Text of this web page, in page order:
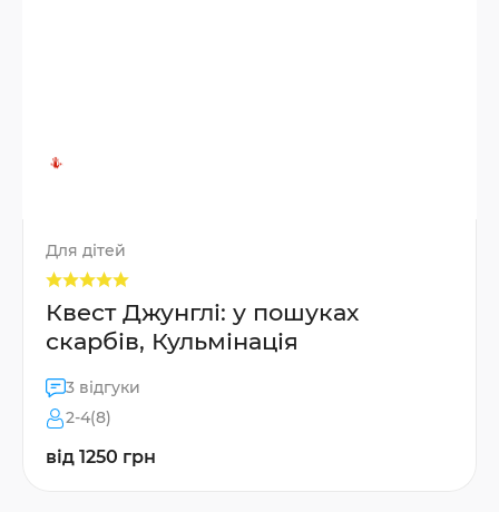
Для дітей
Квест Джунглі: у пошуках
скарбів, Кульмінація
3 відгуки
2-4(8)
від 1250 грн